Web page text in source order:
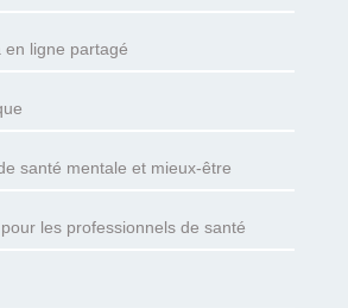
en ligne partagé
santé mentale et mieux-être
les professionnels de santé